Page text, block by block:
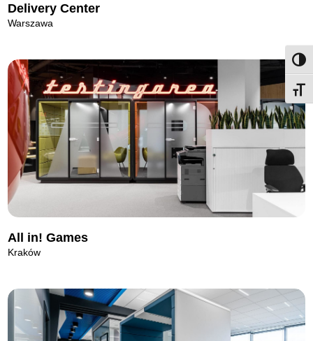
Delivery Center
Warszawa
All in! Games
Kraków